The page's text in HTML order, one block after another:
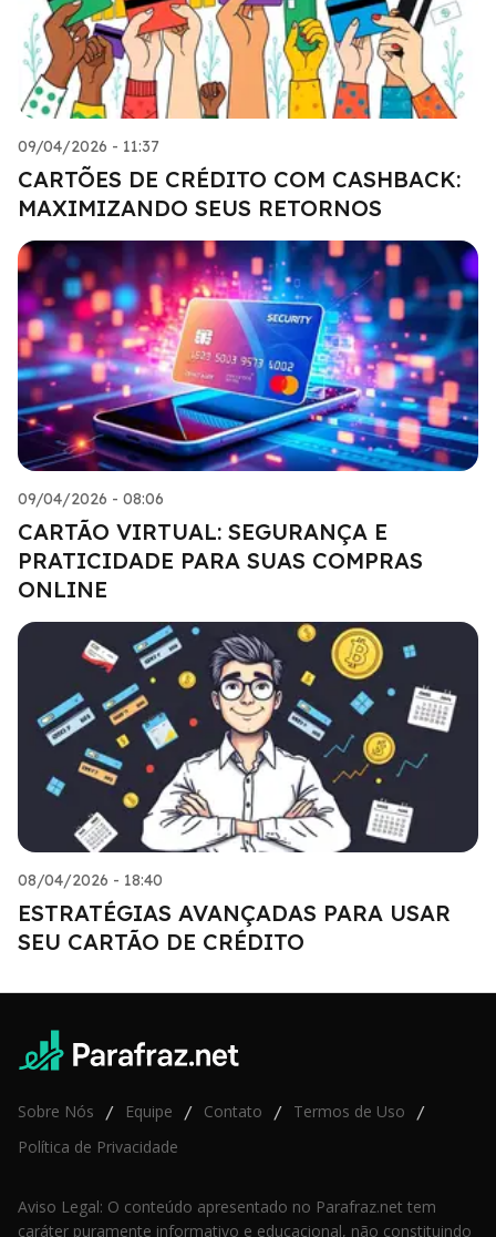
09/04/2026 - 11:37
CARTÕES DE CRÉDITO COM CASHBACK:
MAXIMIZANDO SEUS RETORNOS
09/04/2026 - 08:06
CARTÃO VIRTUAL: SEGURANÇA E
PRATICIDADE PARA SUAS COMPRAS
ONLINE
08/04/2026 - 18:40
ESTRATÉGIAS AVANÇADAS PARA USAR
SEU CARTÃO DE CRÉDITO
Sobre Nós / Equipe / Contato / Termos de Uso /
Política de Privacidade
Aviso Legal: O conteúdo apresentado no Parafraz.net tem
caráter puramente informativo e educacional, não constituindo